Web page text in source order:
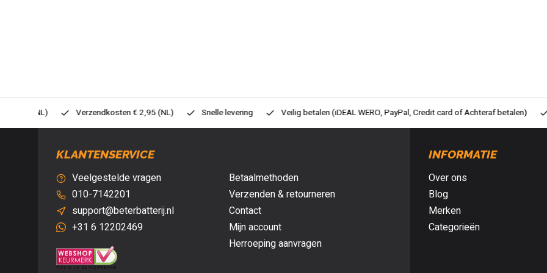
Verzendkosten € 2,95 (NL) Snelle levering Veilig betalen (iDEAL WERO, PayPal, Credit card of Achteraf betalen)
KLANTENSERVICE
Veelgestelde vragen
010-7142201
support@beterbatterij.nl
+31 6 12202469
Betaalmethoden
Verzenden & retourneren
Contact
Mijn account
Herroeping aanvragen
INFORMATIE
Over ons
Blog
Merken
Categorieën